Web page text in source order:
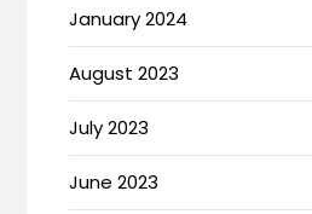
January 2024
August 2023
July 2023
June 2023